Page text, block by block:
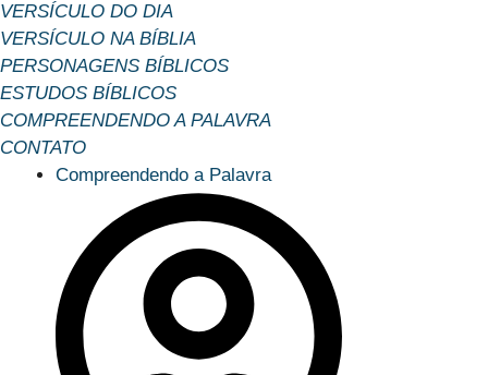
VERSÍCULO DO DIA
VERSÍCULO NA BÍBLIA
PERSONAGENS BÍBLICOS
ESTUDOS BÍBLICOS
COMPREENDENDO A PALAVRA
CONTATO
Compreendendo a Palavra